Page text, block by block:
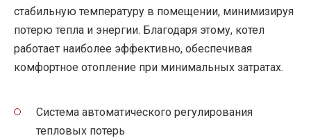
стабильную температуру в помещении, минимизируя
потерю тепла и энергии. Благодаря этому, котел
работает наиболее эффективно, обеспечивая
комфортное отопление при минимальных затратах.
Система автоматического регулирования
тепловых потерь